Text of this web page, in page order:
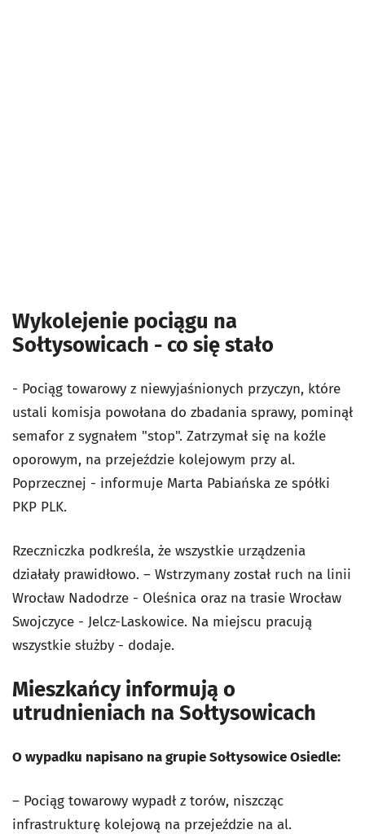
Wykolejenie pociągu na
Sołtysowicach - co się stało
- Pociąg towarowy z niewyjaśnionych przyczyn, które
ustali komisja powołana do zbadania sprawy, pominął
semafor z sygnałem "stop". Zatrzymał się na koźle
oporowym, na przejeździe kolejowym przy al.
Poprzecznej - informuje Marta Pabiańska ze spółki
PKP PLK.
Rzeczniczka podkreśla, że wszystkie urządzenia
działały prawidłowo. – Wstrzymany został ruch na linii
Wrocław Nadodrze - Oleśnica oraz na trasie Wrocław
Swojczyce - Jelcz-Laskowice. Na miejscu pracują
wszystkie służby - dodaje.
Mieszkańcy informują o
utrudnieniach na Sołtysowicach
O wypadku napisano na grupie Sołtysowice Osiedle:
– Pociąg towarowy wypadł z torów, niszcząc
infrastrukturę kolejową na przejeździe na al.